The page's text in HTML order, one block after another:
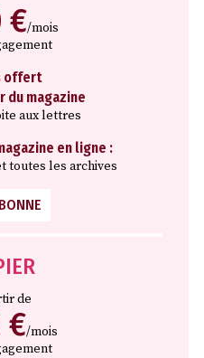
€/mois
offert
du magazine
aux lettres
en ligne :
toutes les archives
de
€/mois